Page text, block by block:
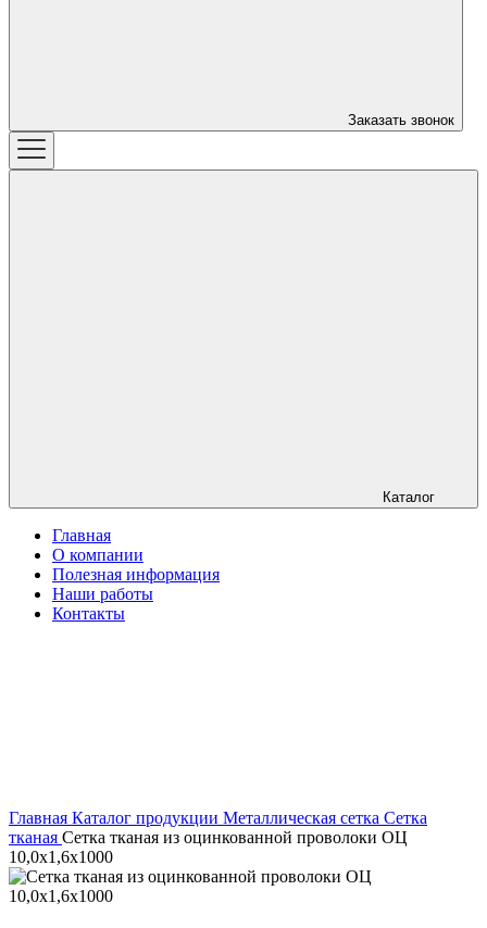
Заказать звонок
Каталог
Главная
О компании
Полезная информация
Наши работы
Контакты
Главная Каталог продукции Металлическая сетка Сетка
тканая Сетка тканая из оцинкованной проволоки ОЦ
10,0х1,6х1000